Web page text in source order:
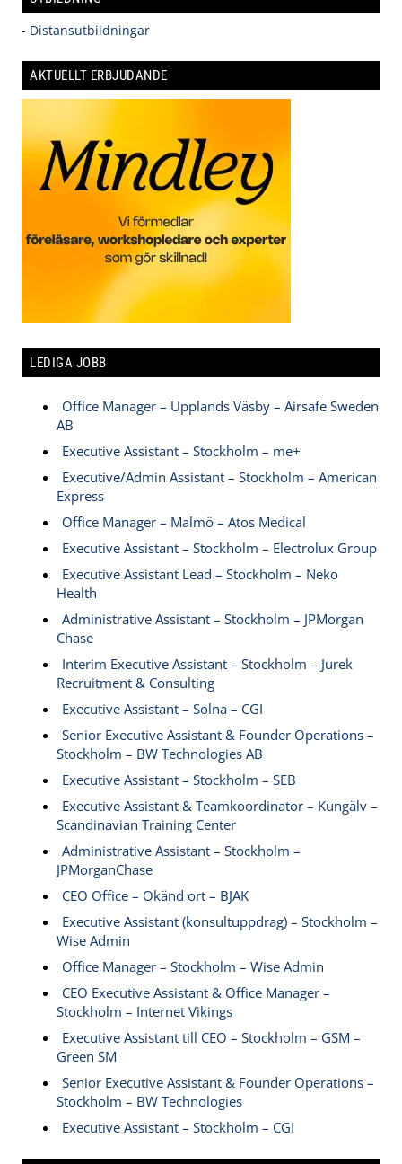
- Distansutbildningar
AKTUELLT ERBJUDANDE
LEDIGA JOBB
Office Manager – Upplands Väsby – Airsafe Sweden
AB
Executive Assistant – Stockholm – me+
Executive/Admin Assistant – Stockholm – American
Express
Office Manager – Malmö – Atos Medical
Executive Assistant – Stockholm – Electrolux Group
Executive Assistant Lead – Stockholm – Neko
Health
Administrative Assistant – Stockholm – JPMorgan
Chase
Interim Executive Assistant – Stockholm – Jurek
Recruitment & Consulting
Executive Assistant – Solna – CGI
Senior Executive Assistant & Founder Operations –
Stockholm – BW Technologies AB
Executive Assistant – Stockholm – SEB
Executive Assistant & Teamkoordinator – Kungälv –
Scandinavian Training Center
Administrative Assistant – Stockholm –
JPMorganChase
CEO Office – Okänd ort – BJAK
Executive Assistant (konsultuppdrag) – Stockholm –
Wise Admin
Office Manager – Stockholm – Wise Admin
CEO Executive Assistant & Office Manager –
Stockholm – Internet Vikings
Executive Assistant till CEO – Stockholm – GSM –
Green SM
Senior Executive Assistant & Founder Operations –
Stockholm – BW Technologies
Executive Assistant – Stockholm – CGI